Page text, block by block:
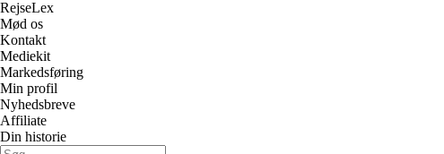
RejseLex
Mød os
Kontakt
Mediekit
Markedsføring
Min profil
Nyhedsbreve
Affiliate
Din historie